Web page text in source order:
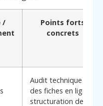
/
Points forts
concrets
Audit technique
des fiches en ligne,
structuration des